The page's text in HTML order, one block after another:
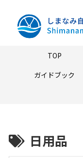
TOP
ガイドブック
日用品